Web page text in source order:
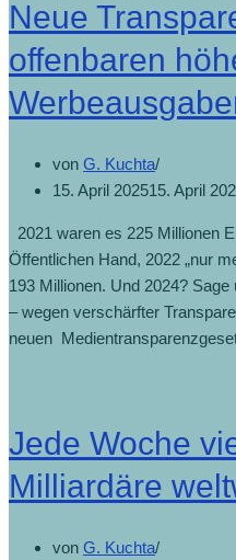
Neue
offenbaren
von G. Kuchta
15. April 202515. April
2021 waren es 225 Millionen
Öffentlichen Hand, 2022 „nur
193 Millionen. Und 2024?
– wegen verschärfter
neuen
Jede Woche
Milliardäre
von G. Kuchta